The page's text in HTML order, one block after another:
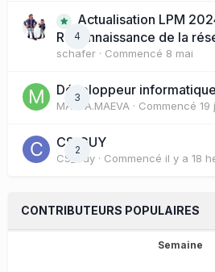
4
Actualisation LPM
Reconnaissance de la
schafer · Commencé 8 mai
3
Développeur informatique
MAEVA.MAEVA · Commencé 19
2
CS_GUY
CS_Guy · Commencé il y a 18
CONTRIBUTEURS POPULAIRES
Semaine